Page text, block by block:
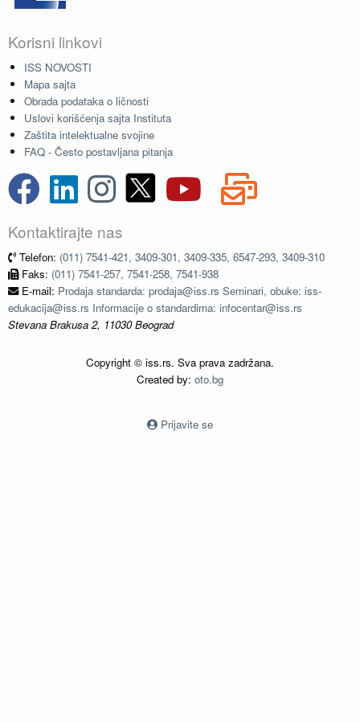
Korisni linkovi
ISS NOVOSTI
Mapa sajta
Obrada podataka o ličnosti
Uslovi korišćenja sajta Instituta
Zaštita intelektualne svojine
FAQ - Često postavljana pitanja
Kontaktirajte nas
Telefon: (011) 7541-421, 3409-301, 3409-335, 6547-293, 3409-310
Faks: (011) 7541-257, 7541-258, 7541-938
E-mail: Prodaja standarda: prodaja@iss.rs Seminari, obuke: iss-
edukacija@iss.rs Informacije o standardima: infocentar@iss.rs
Stevana Brakusa 2, 11030 Beograd
Copyright © iss.rs. Sva prava zadržana.
Created by: oto.bg
Prijavite se